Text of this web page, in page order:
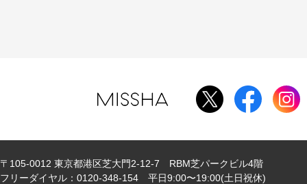
〒105-0012 東京都港区芝大門2-12-7 RBM芝パークビル4階
フリーダイヤル：0120-348-154 平日9:00〜19:00(土日祝休)